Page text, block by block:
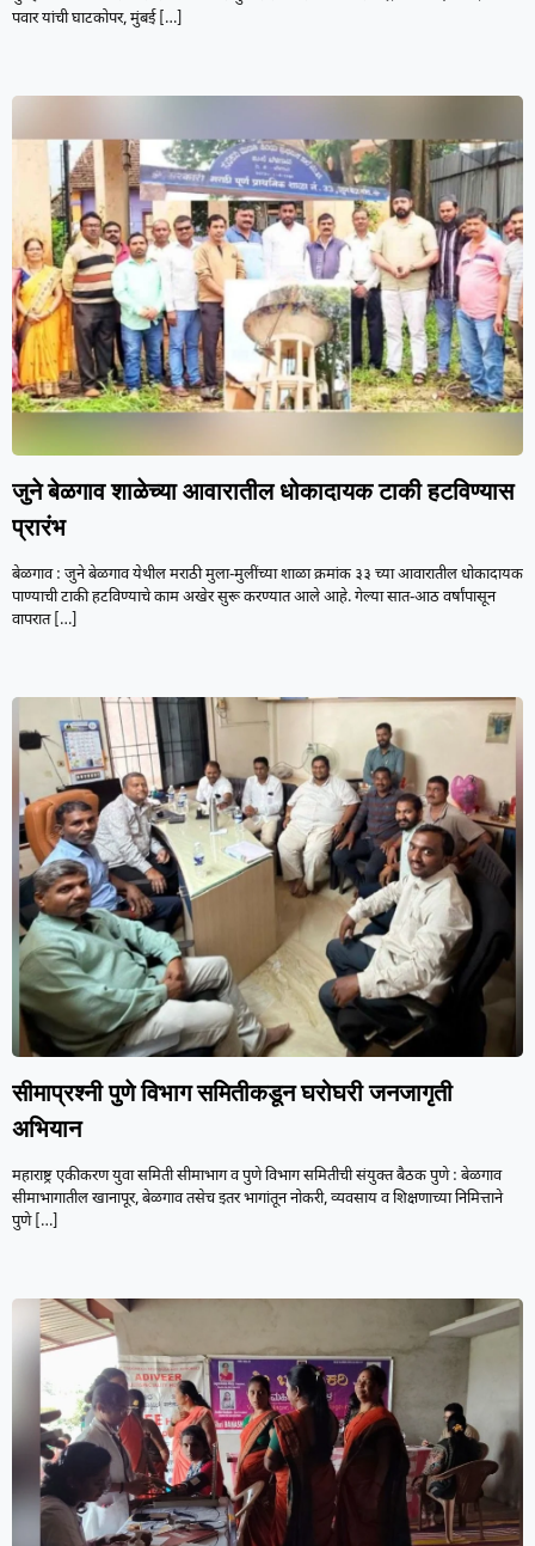
पवार यांची घाटकोपर, मुंबई[…]
जुने बेळगाव शाळेच्या आवारातील धोकादायक टाकी हटविण्यास
प्रारंभ
बेळगाव : जुने बेळगाव येथील मराठी मुला-मुलींच्या शाळा क्रमांक ३३ च्या आवारातील धोकादायक
पाण्याची टाकी हटविण्याचे काम अखेर सुरू करण्यात आले आहे. गेल्या सात-आठ वर्षांपासून
वापरात[…]
सीमाप्रश्नी पुणे विभाग समितीकडून घरोघरी जनजागृती
अभियान
महाराष्ट्र एकीकरण युवा समिती सीमाभाग व पुणे विभाग समितीची संयुक्त बैठक पुणे : बेळगाव
सीमाभागातील खानापूर, बेळगाव तसेच इतर भागांतून नोकरी, व्यवसाय व शिक्षणाच्या निमित्ताने
पुणे[…]